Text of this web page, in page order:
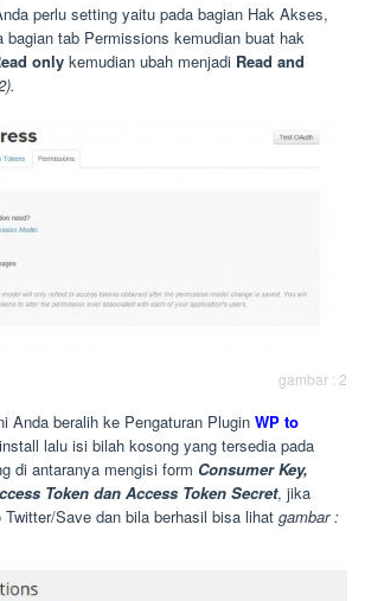
perlu setting yaitu pada bagian Hak Akses,
bagian tab Permissions kemudian buat hak
only kemudian ubah menjadi Read and
gambar : 2
Anda beralih ke Pengaturan Plugin WP to
lalu isi bilah kosong yang tersedia pada
di antaranya mengisi form Consumer Key,
Token dan Access Token Secret, jika
Save dan bila berhasil bisa lihat gambar :